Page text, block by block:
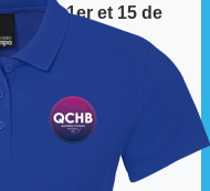
les 1er et 15 de
fournisseurs.
de livraison est
directement au club